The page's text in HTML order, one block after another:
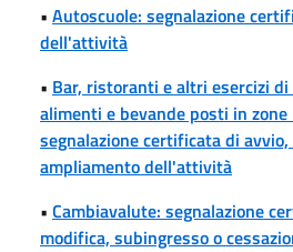
• Autoscuole: segnalazione
dell'attività
• Bar, ristoranti e altri esercizi
alimenti e bevande posti in
segnalazione certificata di
ampliamento dell'attività
• Cambiavalute: segnalazione
modifica, subingresso o